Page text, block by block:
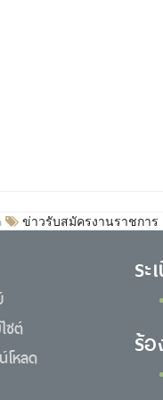
ข่าวรับสมัครงานราชการ
ซต์
หลด
ระ
ร้